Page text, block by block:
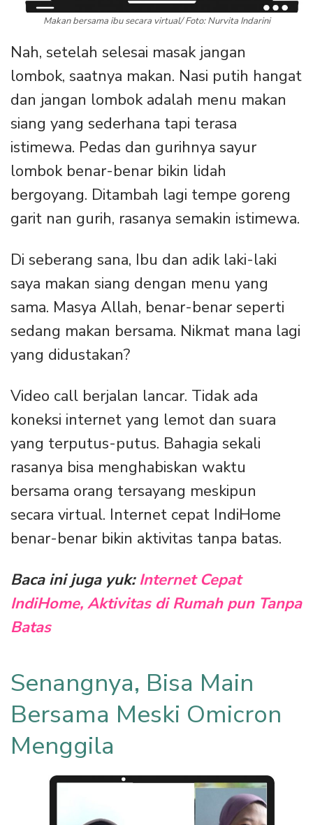
Makan bersama ibu secara virtual/ Foto: Nurvita Indarini
Nah, setelah selesai masak jangan
lombok, saatnya makan. Nasi putih hangat
dan jangan lombok adalah menu makan
siang yang sederhana tapi terasa
istimewa. Pedas dan gurihnya sayur
lombok benar-benar bikin lidah
bergoyang. Ditambah lagi tempe goreng
garit nan gurih, rasanya semakin istimewa.
Di seberang sana, Ibu dan adik laki-laki
saya makan siang dengan menu yang
sama. Masya Allah, benar-benar seperti
sedang makan bersama. Nikmat mana lagi
yang didustakan?
Video call berjalan lancar. Tidak ada
koneksi internet yang lemot dan suara
yang terputus-putus. Bahagia sekali
rasanya bisa menghabiskan waktu
bersama orang tersayang meskipun
secara virtual. Internet cepat IndiHome
benar-benar bikin aktivitas tanpa batas.
Baca ini juga yuk:Internet Cepat
IndiHome, Aktivitas di Rumah pun Tanpa
Batas
Senangnya, Bisa Main
Bersama Meski Omicron
Menggila